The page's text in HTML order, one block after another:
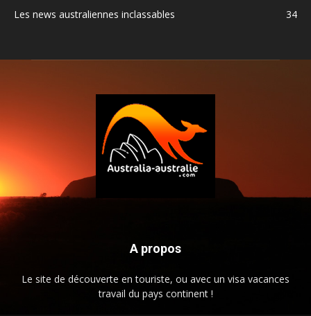
Les news australiennes inclassables
34
A propos
Le site de découverte en touriste, ou avec un visa vacances
travail du pays continent !